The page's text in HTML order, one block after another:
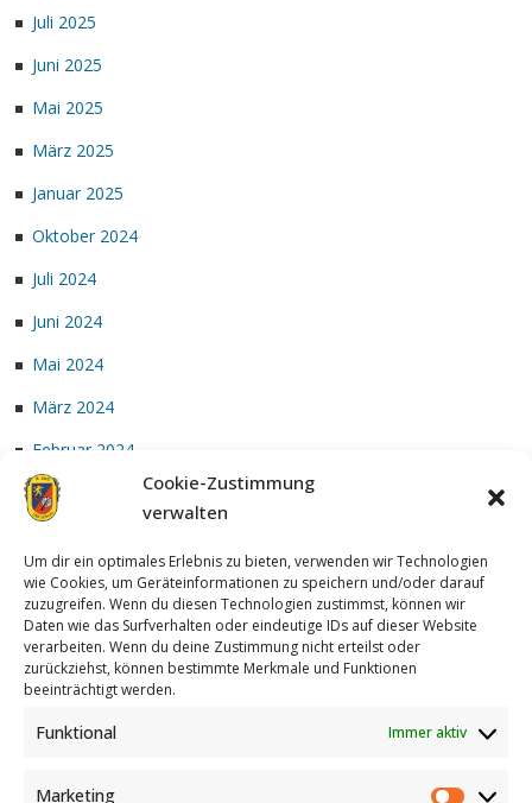
Cookie-Zustimmung
verwalten
Um dir ein optimales Erlebnis zu bieten, verwenden wir Technologien
wie Cookies, um Geräteinformationen zu speichern und/oder darauf
zuzugreifen. Wenn du diesen Technologien zustimmst, können wir
Daten wie das Surfverhalten oder eindeutige IDs auf dieser Website
verarbeiten. Wenn du deine Zustimmung nicht erteilst oder
zurückziehst, können bestimmte Merkmale und Funktionen
beeinträchtigt werden.
Funktional Immer aktiv
Marketing
Juli 2025
Juni 2025
Mai 2025
März 2025
Januar 2025
Oktober 2024
Juli 2024
Juni 2024
Mai 2024
März 2024
Februar 2024
Januar 2024
Achterzug| Designed by: